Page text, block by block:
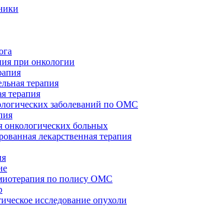
при онкологии
терапия
терапия
заболеваний по ОМС
онкологических больных
лекарственная терапия
по полису ОМС
исследование опухоли